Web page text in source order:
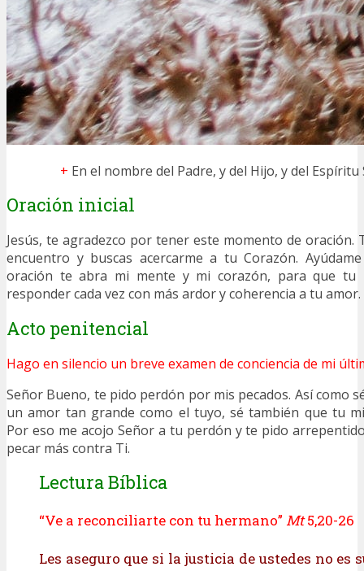
+ En el nombre del Padre, y del Hijo, y del Espíritu
Oración inicial
Jesús, te agradezco por tener este momento de oración.
encuentro y buscas acercarme a tu Corazón.
oración te abra mi mente y mi corazón, para que tu
responder cada vez con más ardor y coherencia a tu amor.
Acto penitencial
Hago en silencio un breve examen de conciencia de mi
Señor Bueno, te pido perdón por mis pecados. Así como
un amor tan grande como el tuyo, sé también que tu
Por eso me acojo Señor a tu perdón y te pido
pecar más contra Ti.
Lectura Bíblica
“Ve a reconciliarte con tu hermano” Mt5,20-26
Les aseguro que si la justicia de ustedes no es